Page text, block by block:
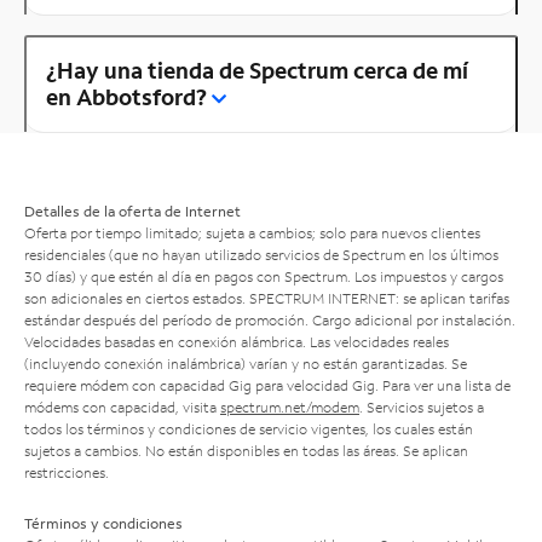
¿Hay una tienda de Spectrum cerca de mí
en Abbotsford?
Detalles de la oferta de Internet
Oferta por tiempo limitado; sujeta a cambios; solo para nuevos clientes
residenciales (que no hayan utilizado servicios de Spectrum en los últimos
30 días) y que estén al día en pagos con Spectrum. Los impuestos y cargos
son adicionales en ciertos estados. SPECTRUM INTERNET: se aplican tarifas
estándar después del período de promoción. Cargo adicional por instalación.
Velocidades basadas en conexión alámbrica. Las velocidades reales
(incluyendo conexión inalámbrica) varían y no están garantizadas. Se
requiere módem con capacidad Gig para velocidad Gig. Para ver una lista de
módems con capacidad, visita spectrum.net/modem . Servicios sujetos a
todos los términos y condiciones de servicio vigentes, los cuales están
sujetos a cambios. No están disponibles en todas las áreas. Se aplican
restricciones.
Términos y condiciones